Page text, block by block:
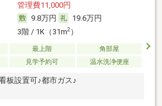
管理費11,000円
9.8万円
19.6万円
3階 / 1K（31m2）
最上階
角部屋
見学予約可 温水洗浄便座
板設置可♪都市ガス♪